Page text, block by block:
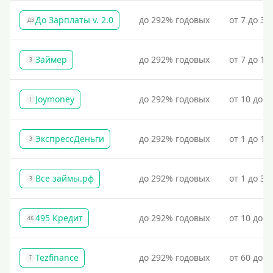
ДЗ До Зарплаты v. 2.0 до 292% годовых от 7 до
З Займер до 292% годовых от 7 до
J Joymoney до 292% годовых от 10 до
Э ЭкспрессДеньги до 292% годовых от 1 до
З Все займы.рф до 292% годовых от 1 до
4К 495 Кредит до 292% годовых от 10 до
T Tezfinance до 292% годовых от 60 до